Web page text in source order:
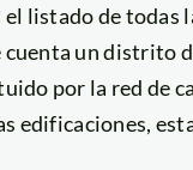
listado de todas
un distrito
por la red de
edificaciones,